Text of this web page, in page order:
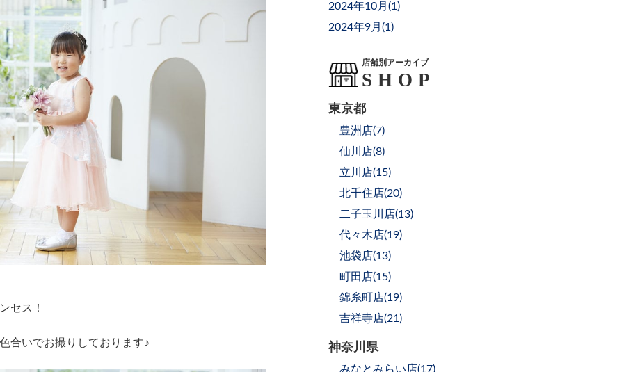
セス！
合いでお撮りしております♪
2024年10月(1 )
2024年9月(1 )
店舗別アーカイブ
東京都
豊洲店(7)
仙川店(8)
立川店(15)
北千住店(20)
二子玉川店(13)
代々木店(19)
池袋店(13)
町田店(15)
錦糸町店(19)
吉祥寺店(21 )
神奈川県
みなとみらい店(17)